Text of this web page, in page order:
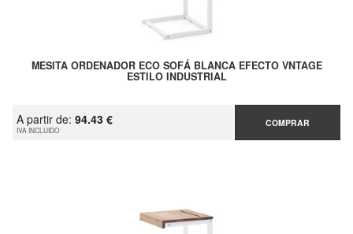
MESITA ORDENADOR ECO SOFÁ BLANCA EFECTO VNTAGE
ESTILO INDUSTRIAL
A partir de: 94.43 €
IVA INCLUIDO
COMPRAR